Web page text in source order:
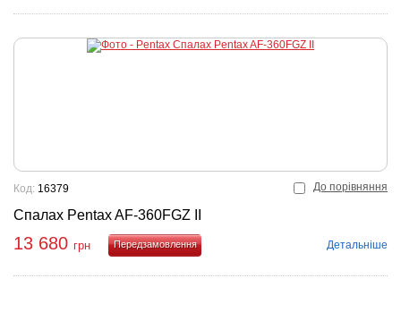
До порівняння
Спалах Pentax AF-360FGZ II
Код: 16379
13 680 грн
Детальніше